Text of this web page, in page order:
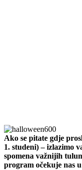
Ako se pitate gdje
1. studeni) – izlazimo
spomena važnijih
program očekuje nas